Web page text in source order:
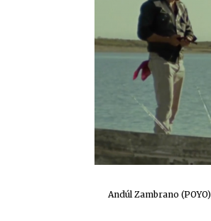
Andúl Zambrano (POYO)